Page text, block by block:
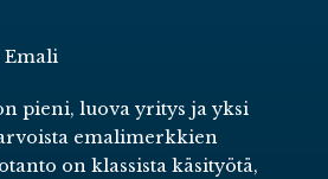
Emali
pieni, luova yritys ja yksi
emalimerkkien
on klassista käsityötä,